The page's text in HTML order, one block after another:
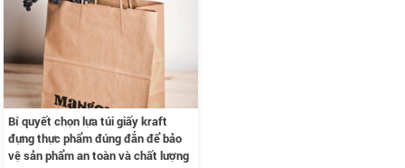
Bí quyết chọn lựa túi giấy kraft
đựng thực phẩm đúng đắn để bảo
vệ sản phẩm an toàn và chất lượng